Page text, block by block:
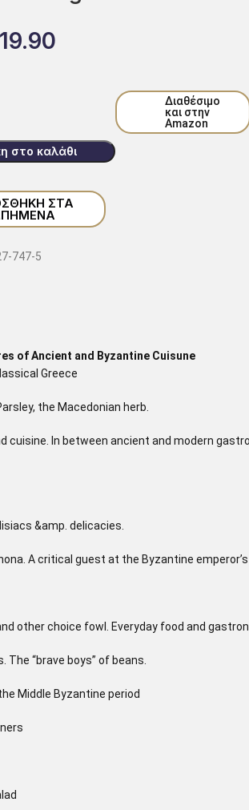
19.90
στο καλάθι
Διαθέσιμο
και στην
Amazon
ΣΤΑ
747-5
of Ancient and Byzantine Cuisune
Greece
the Macedonian herb.
cuisine. In between ancient and modern
&amp. delicacies.
A critical guest at the Byzantine emperor’s
other choice fowl. Everyday food and
The “brave boys” of beans.
Middle Byzantine period